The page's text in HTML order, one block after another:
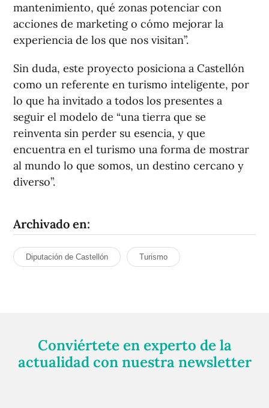
mantenimiento, qué zonas potenciar con
acciones de marketing o cómo mejorar la
experiencia de los que nos visitan”.
Sin duda, este proyecto posiciona a Castellón
como un referente en turismo inteligente, por
lo que ha invitado a todos los presentes a
seguir el modelo de “una tierra que se
reinventa sin perder su esencia, y que
encuentra en el turismo una forma de mostrar
al mundo lo que somos, un destino cercano y
diverso”.
Archivado en:
Diputación de Castellón Turismo
Conviértete en experto de la
actualidad con nuestra newsletter